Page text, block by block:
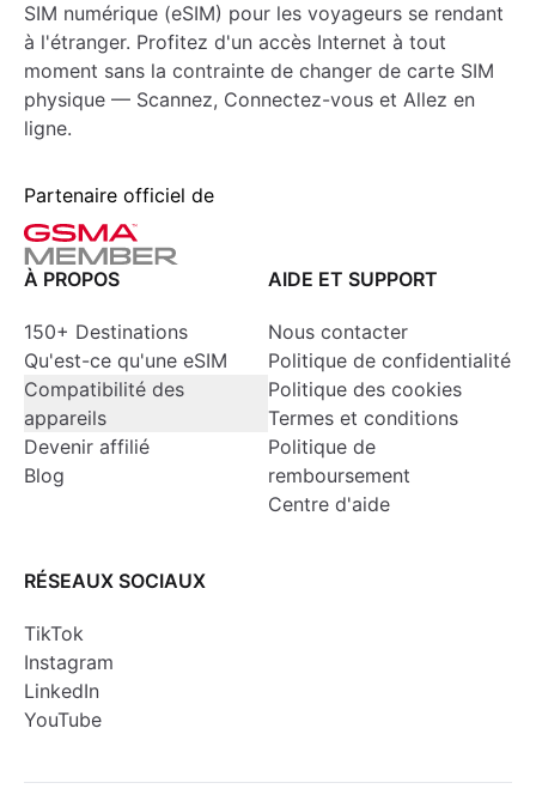
SIM numérique (eSIM) pour les voyageurs se rendant
à l'étranger. Profitez d'un accès Internet à tout
moment sans la contrainte de changer de carte SIM
physique — Scannez, Connectez-vous et Allez en
ligne.
Partenaire officiel de
À PROPOS
150+ Destinations
Qu'est-ce qu'une eSIM
Compatibilité des
appareils
Devenir affilié
Blog
AIDE ET SUPPORT
Nous contacter
Politique de confidentialité
Politique des cookies
Termes et conditions
Politique de
remboursement
Centre d'aide
RÉSEAUX SOCIAUX
TikTok
Instagram
LinkedIn
YouTube